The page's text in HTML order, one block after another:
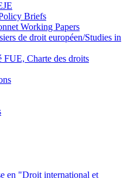
Briefs
Working Papers
de droit européen/Studies in
FUE, Charte des droits
en "Droit international et